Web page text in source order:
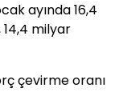
ayında 16,4
14,4 milyar
çevirme oranı